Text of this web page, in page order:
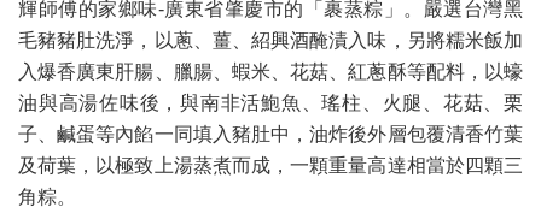
輝師傅的家鄉味-廣東省肇慶市的「裹蒸粽」。嚴選台灣黑
毛豬豬肚洗淨，以蔥、薑、紹興酒醃漬入味，另將糯米飯加
入爆香廣東肝腸、臘腸、蝦米、花菇、紅蔥酥等配料，以蠔
油與高湯佐味後，與南非活鮑魚、瑤柱、火腿、花菇、栗
子、鹹蛋等內餡一同填入豬肚中，油炸後外層包覆清香竹葉
及荷葉，以極致上湯蒸煮而成，一顆重量高達相當於四顆三
角粽。